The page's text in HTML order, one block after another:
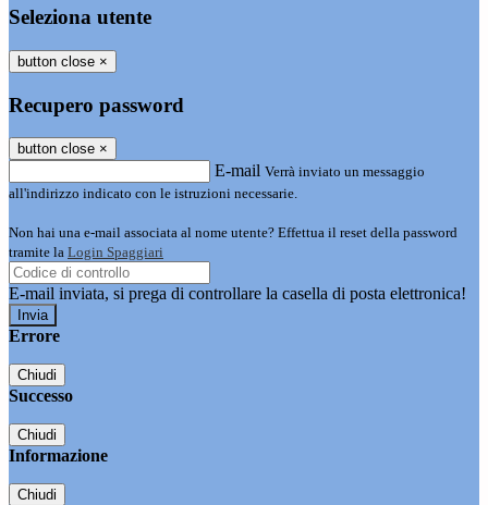
Seleziona utente
button close ×
Recupero password
button close ×
E-mail Verrà inviato un messaggio
all'indirizzo indicato con le istruzioni necessarie.
Non hai una e-mail associata al nome utente? Effettua il reset della password
tramite la Login Spaggiari
E-mail inviata, si prega di controllare la casella di posta elettronica!
Errore
Chiudi
Successo
Chiudi
Informazione
Chiudi